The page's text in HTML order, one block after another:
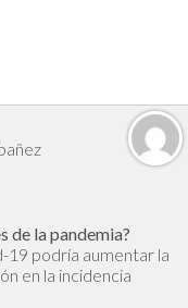
de la pandemia?
19 podría aumentar la
en la incidencia